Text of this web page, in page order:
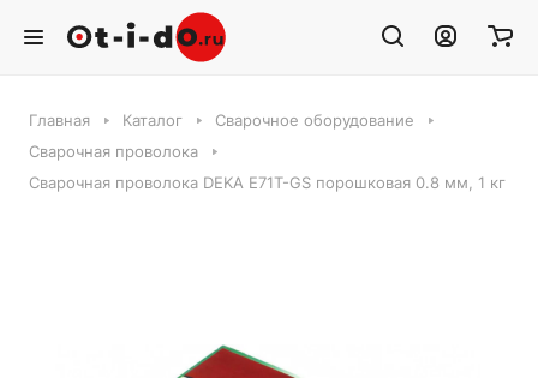
Главная Каталог
Сварочное оборудование
Сварочная проволока
Сварочная проволока DEKA E71T-GS порошковая 0.8 мм, 1 кг